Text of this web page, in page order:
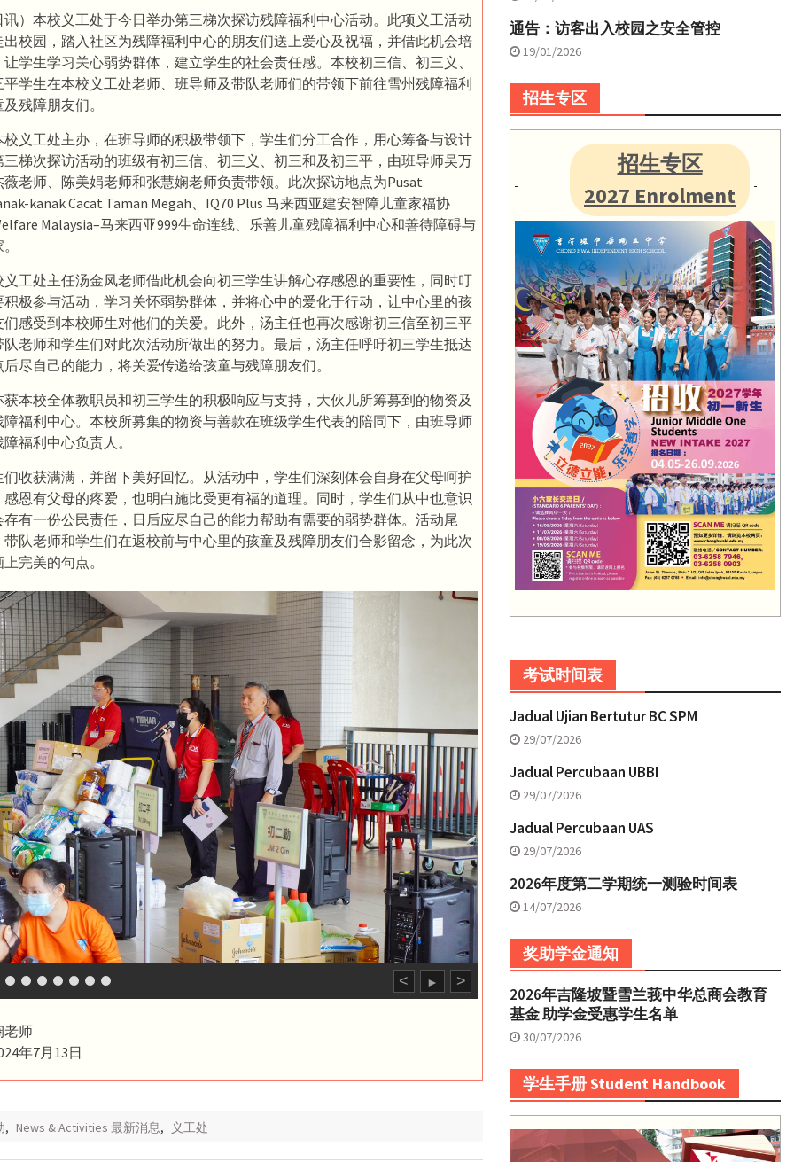
讯）本校义工处于今日举办第三梯次探访残障福利中心活动。此项义工活动
校园，踏入社区为残障福利中心的朋友们送上爱心及祝福，并借此机会培
学生学习关心弱势群体，建立学生的社会责任感。本校初三信、初三义、
学生在本校义工处老师、班导师及带队老师们的带领下前往雪州残障福利
残障朋友们。
义工处主办，在班导师的积极带领下，学生们分工合作，用心筹备与设计
梯次探访活动的班级有初三信、初三义、初三和及初三平，由班导师吴万
老师、陈美娟老师和张慧娴老师负责带领。此次探访地点为Pusat
kanak Cacat Taman Megah、IQ70 Plus 马来西亚建安智障儿童家福协
Malaysia–马来西亚999生命连线、乐善儿童残障福利中心和善待障碍与
工处主任汤金凤老师借此机会向初三学生讲解心存感恩的重要性，同时叮
极参与活动，学习关怀弱势群体，并将心中的爱化于行动，让中心里的孩
感受到本校师生对他们的关爱。此外，汤主任也再次感谢初三信至初三平
老师和学生们对此次活动所做出的努力。最后，汤主任呼吁初三学生抵达
尽自己的能力，将关爱传递给孩童与残障朋友们。
本校全体教职员和初三学生的积极响应与支持，大伙儿所筹募到的物资及
福利中心。本校所募集的物资与善款在班级学生代表的陪同下，由班导师
福利中心负责人。
收获满满，并留下美好回忆。从活动中，学生们深刻体会自身在父母呵护
恩有父母的疼爱，也明白施比受更有福的道理。同时，学生们从中也意识
有一份公民责任，日后应尽自己的能力帮助有需要的弱势群体。活动尾
队老师和学生们在返校前与中心里的孩童及残障朋友们合影留念，为此次
完美的句点。
< ► >
老师
年7月13日
, News & Activities 最新消息, 义工处
通告：访客出入校园之安全管控
19/01/2026
招生专区
招生专区
2027 Enrolment
考试时间表
Jadual Ujian Bertutur BC SPM
29/07/2026
Jadual Percubaan UBBI
29/07/2026
Jadual Percubaan UAS
29/07/2026
2026年度第二学期统一测验时间表
14/07/2026
奖助学金通知
2026年吉隆坡暨雪兰莪中华总商会教育
基金 助学金受惠学生名单
30/07/2026
学生手册 Student Handbook